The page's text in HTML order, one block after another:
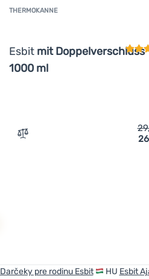
THERMOKANNE
Esbit mit Doppelverschluss
1000 ml
Zum Vergleich
Darčeky pre rodinu Esbit HU Esbit